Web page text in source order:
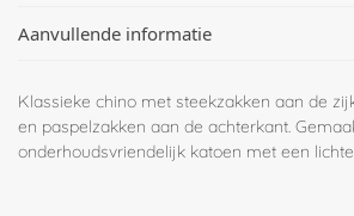
Aanvullende informatie
Klassieke chino met steekzakken aan de
en paspelzakken aan de achterkant.
onderhoudsvriendelijk katoen met een